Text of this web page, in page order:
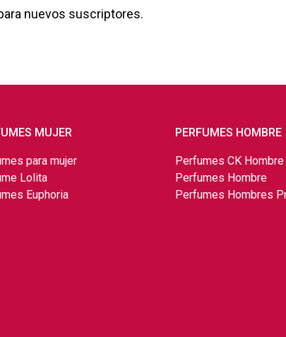
nuevos suscriptores.
MUJER
para mujer
Lolita
Euphoria
PERFUMES HOMBRE
Perfumes CK Hombre
Perfumes Hombre
Perfumes Hombres